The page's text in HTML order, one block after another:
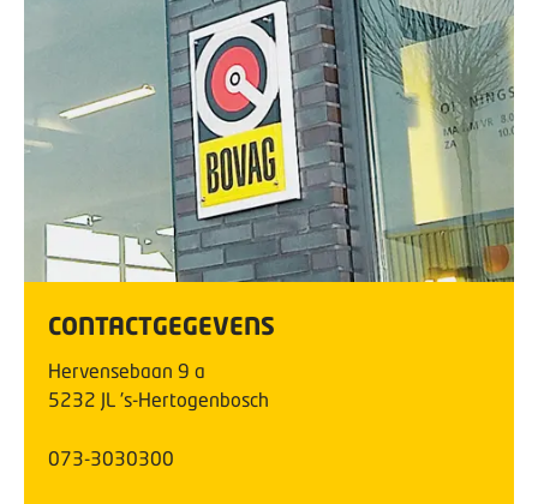
CONTACTGEGEVENS
Hervensebaan 9 a
5232 JL 's-Hertogenbosch
073-3030300